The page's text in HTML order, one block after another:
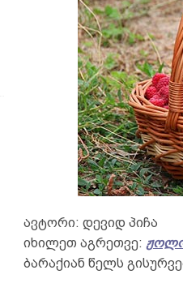
ავტორი: დევიდ პიჩა
იხილეთ აგრეთვე:
ბარაქიან წელს